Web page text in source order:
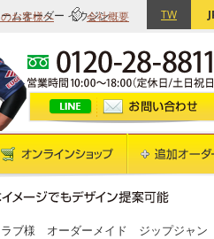
ムオーダー イウジン会社概要
お客様へ TW
ラブ様 オーダーメイド ジップジャン